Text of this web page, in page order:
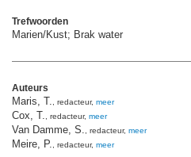
Trefwoorden
Marien/Kust; Brak water
Auteurs
Maris, T. , redacteur, meer
Cox, T. , redacteur, meer
Van Damme, S. , redacteur, meer
Meire, P. , redacteur, meer